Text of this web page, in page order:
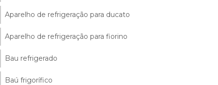
Aparelho de refrigeração para ducato
Aparelho de refrigeração para fiorino
Bau refrigerado
Baú frigorífico